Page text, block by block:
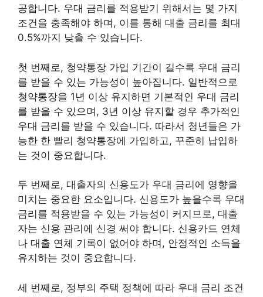
공합니다. 우대 금리를 적용받기 위해서는 몇 가지
조건을 충족해야 하며, 이를 통해 대출 금리를 최대
0.5%까지 낮출 수 있습니다.
첫 번째로, 청약통장 가입 기간이 길수록 우대 금리
를 받을 수 있는 가능성이 높아집니다. 일반적으로
청약통장을 1년 이상 유지하면 기본적인 우대 금리
를 받을 수 있으며, 3년 이상 유지할 경우 추가적인
우대 금리를 받을 수 있습니다. 따라서 청년들은 가
능한 한 빨리 청약통장에 가입하고, 꾸준히 납입하
는 것이 중요합니다.
두 번째로, 대출자의 신용도가 우대 금리에 영향을
미치는 중요한 요소입니다. 신용도가 높을수록 우대
금리를 적용받을 수 있는 가능성이 커지므로, 대출
자는 신용 관리에 신경 써야 합니다. 신용카드 연체
나 대출 연체 기록이 없어야 하며, 안정적인 소득을
유지하는 것이 중요합니다.
세 번째로, 정부의 주택 정책에 따라 우대 금리 조건